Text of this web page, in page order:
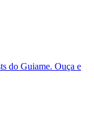
do Guiame. Ouça e